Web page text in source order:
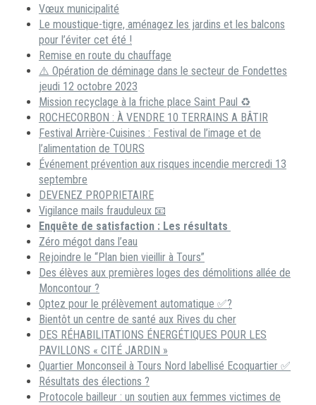
Vœux municipalité
Le moustique-tigre, aménagez les jardins et les balcons
pour l’éviter cet été !
Remise en route du chauffage
⚠️ Opération de déminage dans le secteur de Fondettes
jeudi 12 octobre 2023
Mission recyclage à la friche place Saint Paul ♻️
ROCHECORBON : À VENDRE 10 TERRAINS A BÂTIR
Festival Arrière-Cuisines : Festival de l’image et de
l’alimentation de TOURS
Événement prévention aux risques incendie mercredi 13
septembre
DEVENEZ PROPRIETAIRE
Vigilance mails frauduleux 📧
Enquête de satisfaction : Les résultats
Zéro mégot dans l’eau
Rejoindre le “Plan bien vieillir à Tours”
Des élèves aux premières loges des démolitions allée de
Moncontour ?
Optez pour le prélèvement automatique ✅?
Bientôt un centre de santé aux Rives du cher
DES RÉHABILITATIONS ÉNERGÉTIQUES POUR LES
PAVILLONS « CITÉ JARDIN »
Quartier Monconseil à Tours Nord labellisé Ecoquartier ✅
Résultats des élections ?
Protocole bailleur : un soutien aux femmes victimes de